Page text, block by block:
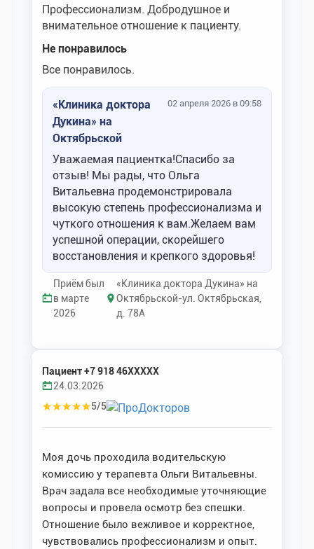
Профессионализм. Добродушное и
внимательное отношение к пациенту.
Не понравилось
Все понравилось.
«Клиника доктора
Дукина» на
Октябрьской
02 апреля 2026 в 09:58
Уважаемая пациентка!Спасибо за
отзыв! Мы рады, что Ольга
Витальевна продемонстрировала
высокую степень профессионализма и
чуткого отношения к вам.Желаем вам
успешной операции, скорейшего
восстановления и крепкого здоровья!
Приём был
в марте
2026
«Клиника доктора Дукина» на
Октябрьской-ул. Октябрьская,
д. 78А
Пациент +7 918 46XXXXX
24.03.2026
★★★★★5/5
Моя дочь проходила водительскую
комиссию у терапевта Ольги Витальевны.
Врач задала все необходимые уточняющие
вопросы и провела осмотр без спешки.
Отношение было вежливое и корректное,
чувствовались профессионализм и опыт.